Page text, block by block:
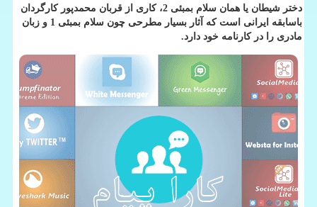
دختر شیطان یا همان سلام بمبئی 2، كاری از قربان محمدپور كارگردان
باسابقه ایرانی است كه آثار بسیار مطرحی چون سلام بمبئی 1 و زبان
مادری را در كارنامه خود دارد.